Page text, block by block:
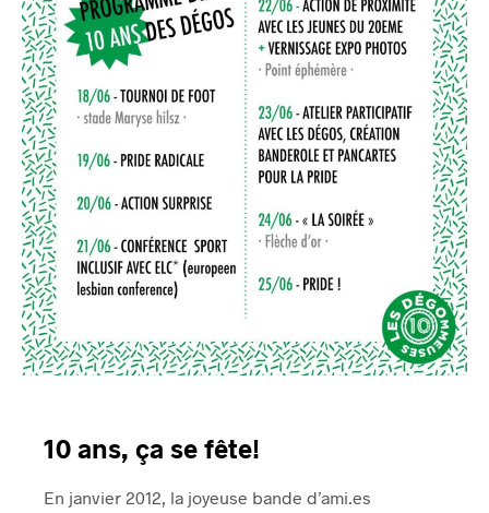
10 ans, ça se fête!
En janvier 2012, la joyeuse bande d’ami.es